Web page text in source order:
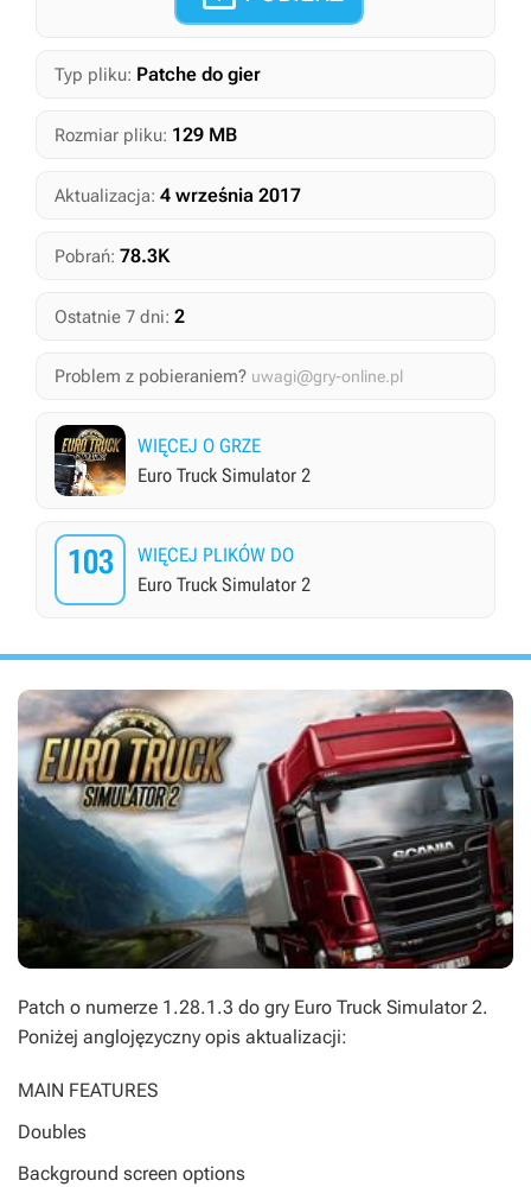
Typ pliku: Patche do gier
Rozmiar pliku: 129 MB
Aktualizacja: 4 września 2017
Pobrań: 78.3K
Ostatnie 7 dni: 2
Problem z pobieraniem? uwagi@gry-online.pl
WIĘCEJ O GRZE
Euro Truck Simulator 2
103
WIĘCEJ PLIKÓW DO
Euro Truck Simulator 2
Patch o numerze 1.28.1.3 do gry Euro Truck Simulator 2.
Poniżej anglojęzyczny opis aktualizacji:
MAIN FEATURES
Doubles
Background screen options